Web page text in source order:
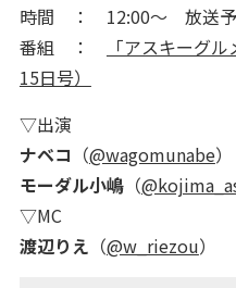
時間 ： 12:00～ 放送
番組 ：
「アスキーグ
15日号）
▽出演
ナベコ （@wagomunabe）
モーダル小嶋（
▽MC
渡辺りえ （@w_riezou）